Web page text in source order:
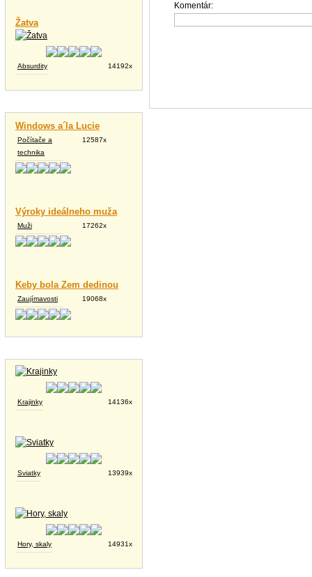
Žatva
Absurdity 14192x
Windows a´la Lucie
Počítače a
technika
12587x
Výroky ideálneho muža
Muži 17262x
Keby bola Zem dedinou
Zaujímavosti 19068x
Krajinky 14136x
Sviatky 13939x
Hory, skaly 14931x
Komentár: